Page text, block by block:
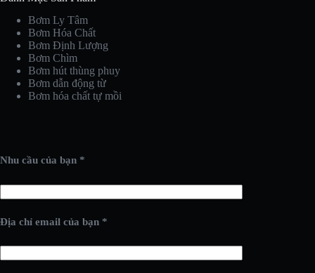
Bơm Ly Tâm
Bơm Hóa Chất
Bơm Định Lượng
Bơm Chìm
Bơm hút thùng phuy
Bơm dẫn động từ
Bơm hóa chất tự mồi
Nhu cầu của bạn *
Địa chỉ email của bạn *